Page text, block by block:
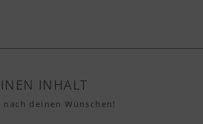
INHALT
deinen Wünschen!